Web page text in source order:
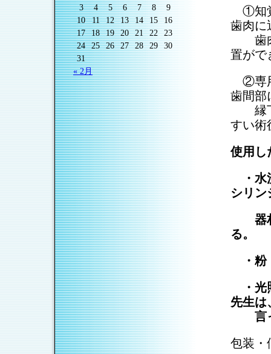
3
4 5 6 7 8
9
10
11 12 13 14 15
16
17
18 19 20 21 22
23
24
25 26 27 28 29
30
31
« 2月
①知
歯肉に
歯肉
置がで
②専
歯間部
縁下
すい術
使用し
・水
シリン
器材
る。
・粉
・光
先生は
言っ
包装・